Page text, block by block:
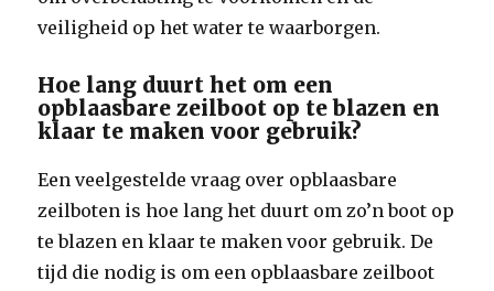
veiligheid op het water te waarborgen.
Hoe lang duurt het om een
opblaasbare zeilboot op te blazen en
klaar te maken voor gebruik?
Een veelgestelde vraag over opblaasbare
zeilboten is hoe lang het duurt om zo’n boot op
te blazen en klaar te maken voor gebruik. De
tijd die nodig is om een opblaasbare zeilboot